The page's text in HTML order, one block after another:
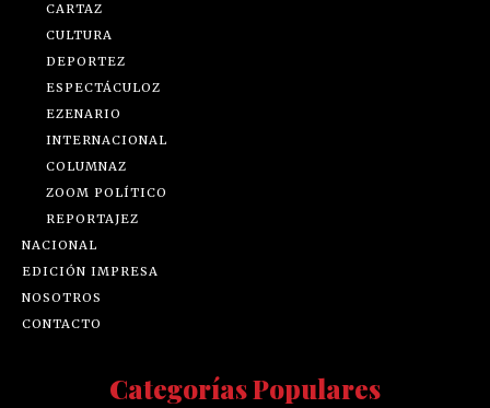
CARTAZ
CULTURA
DEPORTEZ
ESPECTÁCULOZ
EZENARIO
INTERNACIONAL
COLUMNAZ
ZOOM POLÍTICO
REPORTAJEZ
NACIONAL
EDICIÓN IMPRESA
NOSOTROS
CONTACTO
Categorías Populares